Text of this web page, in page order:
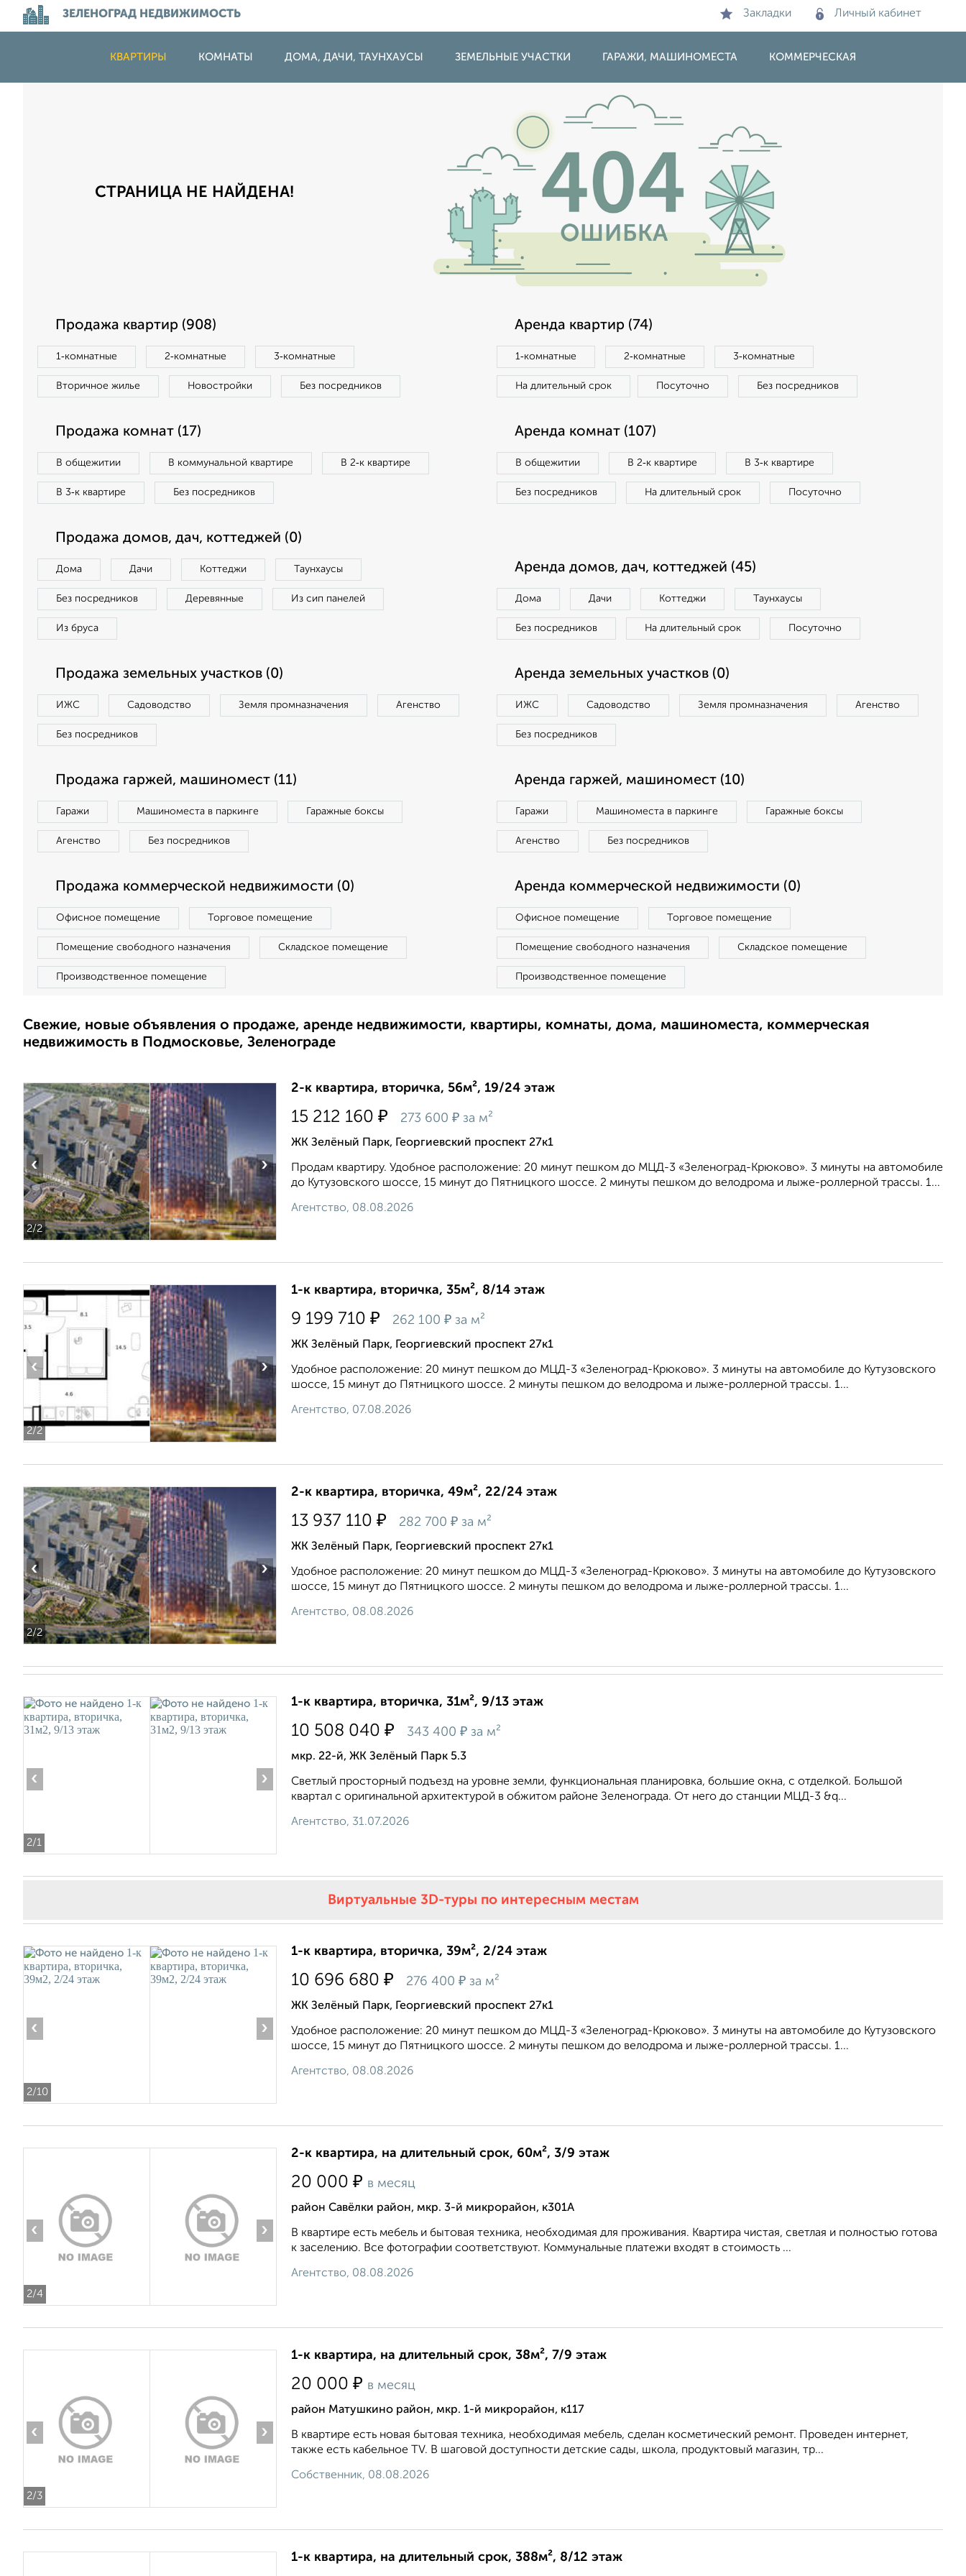
ЗЕЛЕНОГРАД НЕДВИЖИМОСТЬ Закладки Личный кабинет
КВАРТИРЫ КОМНАТЫ ДОМА, ДАЧИ, ТАУНХАУСЫ ЗЕМЕЛЬНЫЕ УЧАСТКИ ГАРАЖИ, МАШИНОМЕСТА КОММЕРЧЕСКАЯ
СТРАНИЦА НЕ НАЙДЕНА!
Продажа квартир (908)
1‑комнатные 2‑комнатные 3‑комнатные
Вторичное жилье Новостройки Без посредников
Аренда квартир (74)
1‑комнатные 2‑комнатные 3‑комнатные
На длительный срок Посуточно Без посредников
Продажа комнат (17)
В общежитии В коммунальной квартире В 2‑к квартире
В 3‑к квартире Без посредников
Аренда комнат (107)
В общежитии В 2‑к квартире В 3‑к квартире
Без посредников На длительный срок Посуточно
Продажа домов, дач, коттеджей (0)
Дома Дачи Коттеджи Таунхаусы
Без посредников Деревянные Из сип панелей
Из бруса
Аренда домов, дач, коттеджей (45)
Дома Дачи Коттеджи Таунхаусы
Без посредников На длительный срок Посуточно
Продажа земельных участков (0)
ИЖС Садоводство Земля промназначения Агенство
Без посредников
Аренда земельных участков (0)
ИЖС Садоводство Земля промназначения Агенство
Без посредников
Продажа гаржей, машиномест (11)
Гаражи Машиноместа в паркинге Гаражные боксы
Агенство Без посредников
Аренда гаржей, машиномест (10)
Гаражи Машиноместа в паркинге Гаражные боксы
Агенство Без посредников
Продажа коммерческой недвижимости (0)
Офисное помещение Торговое помещение
Помещение свободного назначения Складское помещение
Производственное помещение
Аренда коммерческой недвижимости (0)
Офисное помещение Торговое помещение
Помещение свободного назначения Складское помещение
Производственное помещение
Свежие, новые объявления о продаже, аренде недвижимости, квартиры, комнаты, дома, машиноместа, коммерческая
недвижимость в Подмосковье, Зеленограде
2/2
‹ ›
2-к квартира, вторичка, 56м², 19/24 этаж
15 212 160 ₽ 273 600 ₽ за м²
ЖК Зелёный Парк, Георгиевский проспект 27к1
Продам квартиру. Удобное расположение: 20 минут пешком до МЦД-3 «Зеленоград-Крюково». 3 минуты на автомобиле
до Кутузовского шоссе, 15 минут до Пятницкого шоссе. 2 минуты пешком до велодрома и лыже-роллерной трассы. 1...
Агентство, 08.08.2026
2/2
‹ ›
1-к квартира, вторичка, 35м², 8/14 этаж
9 199 710 ₽ 262 100 ₽ за м²
ЖК Зелёный Парк, Георгиевский проспект 27к1
Удобное расположение: 20 минут пешком до МЦД-3 «Зеленоград-Крюково». 3 минуты на автомобиле до Кутузовского
шоссе, 15 минут до Пятницкого шоссе. 2 минуты пешком до велодрома и лыже-роллерной трассы. 1...
Агентство, 07.08.2026
2/2
‹ ›
2-к квартира, вторичка, 49м², 22/24 этаж
13 937 110 ₽ 282 700 ₽ за м²
ЖК Зелёный Парк, Георгиевский проспект 27к1
Удобное расположение: 20 минут пешком до МЦД-3 «Зеленоград-Крюково». 3 минуты на автомобиле до Кутузовского
шоссе, 15 минут до Пятницкого шоссе. 2 минуты пешком до велодрома и лыже-роллерной трассы. 1...
Агентство, 08.08.2026
2/1
‹ ›
1-к квартира, вторичка, 31м², 9/13 этаж
10 508 040 ₽ 343 400 ₽ за м²
мкр. 22-й, ЖК Зелёный Парк 5.3
Светлый просторный подъезд на уровне земли, функциональная планировка, большие окна, c отделкой. Большой
квартал с оригинальной архитектурой в обжитом районе Зеленограда. От него до станции МЦД-3 &q...
Агентство, 31.07.2026
Виртуальные 3D-туры по интересным местам
2/10
‹ ›
1-к квартира, вторичка, 39м², 2/24 этаж
10 696 680 ₽ 276 400 ₽ за м²
ЖК Зелёный Парк, Георгиевский проспект 27к1
Удобное расположение: 20 минут пешком до МЦД-3 «Зеленоград-Крюково». 3 минуты на автомобиле до Кутузовского
шоссе, 15 минут до Пятницкого шоссе. 2 минуты пешком до велодрома и лыже-роллерной трассы. 1...
Агентство, 08.08.2026
2/4
‹ ›
2-к квартира, на длительный срок, 60м², 3/9 этаж
20 000 ₽ в месяц
район Савёлки район, мкр. 3-й микрорайон, к301А
В квартире есть мебель и бытовая техника, необходимая для проживания. Квартира чистая, светлая и полностью готова
к заселению. Все фотографии соответствуют. Коммунальные платежи входят в стоимость ...
Агентство, 08.08.2026
2/3
‹ ›
1-к квартира, на длительный срок, 38м², 7/9 этаж
20 000 ₽ в месяц
район Матушкино район, мкр. 1-й микрорайон, к117
В квартире есть новая бытовая техника, необходимая мебель, сделан косметический ремонт. Проведен интернет,
также есть кабельное TV. В шаговой доступности детские сады, школа, продуктовый магазин, тр...
Собственник, 08.08.2026
1-к квартира, на длительный срок, 388м², 8/12 этаж